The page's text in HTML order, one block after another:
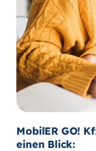
MobilER GO!
einen Blick: